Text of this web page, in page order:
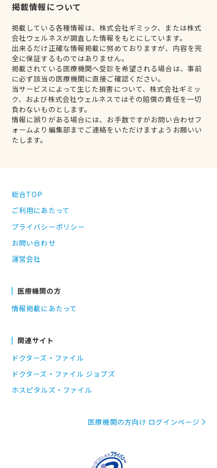
掲載情報について
掲載している各種情報は、株式会社ギミック、または株式
会社ウェルネスが調査した情報をもとにしています。
出来るだけ正確な情報掲載に努めておりますが、内容を完
全に保証するものではありません。
掲載されている医療機関へ受診を希望される場合は、事前
に必ず該当の医療機関に直接ご確認ください。
当サービスによって生じた損害について、株式会社ギミッ
ク、および株式会社ウェルネスではその賠償の責任を一切
負わないものとします。
情報に誤りがある場合には、お手数ですがお問い合わせフ
ォームより編集部までご連絡をいただけますようお願いい
たします。
総合TOP
ご利用にあたって
プライバシーポリシー
お問い合わせ
運営会社
医療機関の方
情報掲載にあたって
関連サイト
ドクターズ・ファイル
ドクターズ・ファイル ジョブズ
ホスピタルズ・ファイル
医療機関の方向け ログインページ